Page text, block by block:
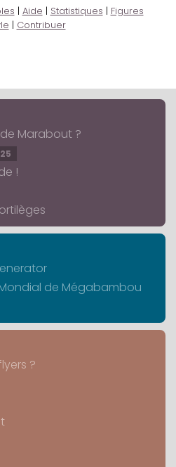
| Aide | Statistiques | Figures
| Contribuer
Marabout ?
!
de Mégabambou
?